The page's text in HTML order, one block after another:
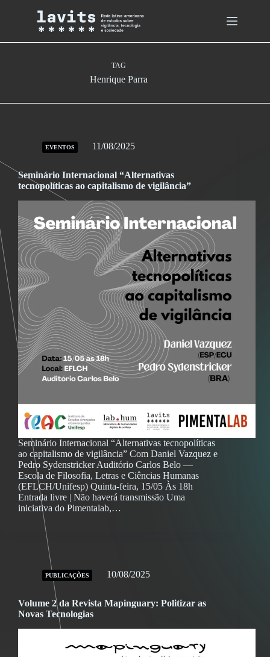
TAG
Henrique Parra
EVENTOS 11/08/2025
Seminário Internacional “Alternativas
tecnopolíticas ao capitalismo de vigilância”
Seminário Internacional “Alternativas tecnopolíticas
ao capitalismo de vigilância” Com Daniel Vazquez e
Pedro Sydenstricker Auditório Carlos Belo —
Escola de Filosofia, Letras e Ciências Humanas
(EFLCH/Unifesp) Quinta-feira, 15/05 Às 18h
Entrada livre | Não haverá transmissão Uma
iniciativa do Pimentalab,…
PUBLICAÇÕES 10/08/2025
Volume 2 da Revista Mapinguary: Politizar as
Novas Tecnologias